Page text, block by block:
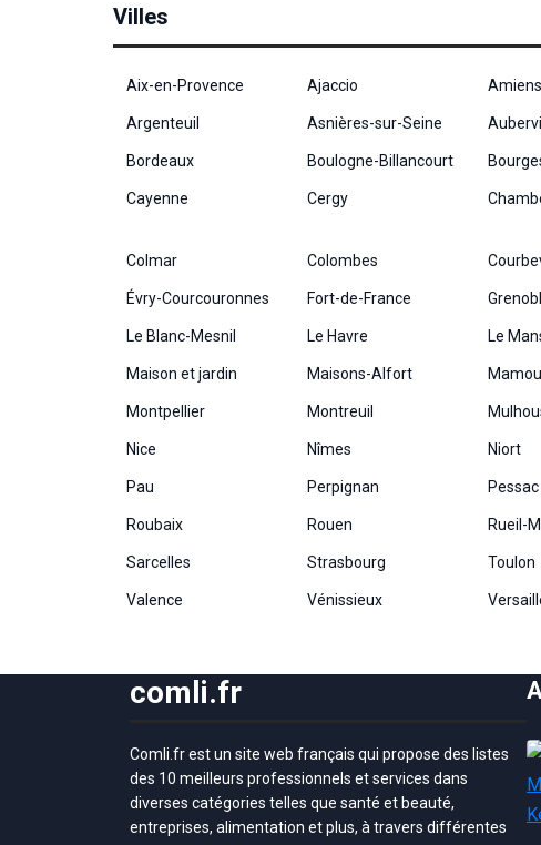
Villes
Aix-en-Provence Ajaccio Amiens
Argenteuil Asnières-sur-Seine
Bordeaux Boulogne-Billancourt
Cayenne Cergy
Colmar Colombes
Évry-Courcouronnes Fort-de-France
Le Blanc-Mesnil Le Havre Le
Maison et jardin Maisons-Alfort
Montpellier Montreuil
Nice Nîmes Niort
Pau Perpignan Pessac
Roubaix Rouen Rueil-
Sarcelles Strasbourg Toulon
Valence Vénissieux
comli.fr
Comli.fr est un site web français qui propose des listes
des 10 meilleurs professionnels et services dans
diverses catégories telles que santé et beauté,
entreprises, alimentation et plus, à travers différentes